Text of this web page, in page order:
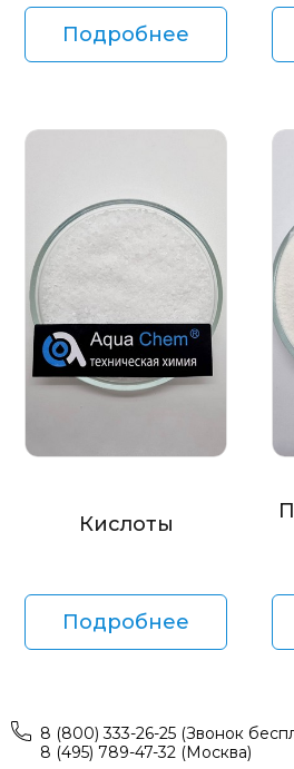
Подробнее
Кислоты
Подробнее
8 (800) 333-26-25 (Звонок
8 (495) 789-47-32 (Москва)